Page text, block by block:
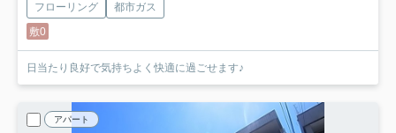
フローリング
都市ガス
敷0
日当たり良好で気持ちよく快適に過ごせます♪
アパート